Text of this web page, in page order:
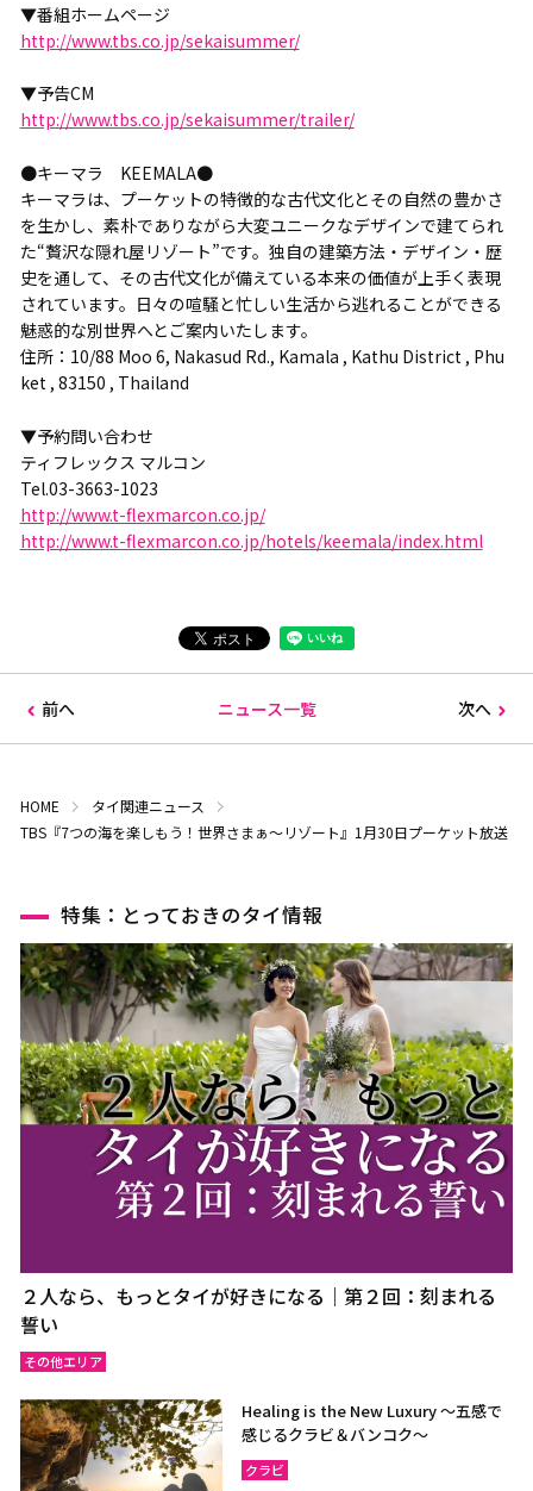
▼番組ホームページ
http://www.tbs.co.jp/sekaisummer/
▼予告CM
http://www.tbs.co.jp/sekaisummer/trailer/
●キーマラ KEEMALA●
キーマラは、プーケットの特徴的な古代文化とその自然の豊かさ
を生かし、素朴でありながら大変ユニークなデザインで建てられ
た“贅沢な隠れ屋リゾート”です。独自の建築方法・デザイン・歴
史を通して、その古代文化が備えている本来の価値が上手く表現
されています。日々の喧騒と忙しい生活から逃れることができる
魅惑的な別世界へとご案内いたします。
住所：10/88 Moo 6, Nakasud Rd., Kamala , Kathu District , Phu
ket , 83150 , Thailand
▼予約問い合わせ
ティフレックス マルコン
Tel.03-3663-1023
http://www.t-flexmarcon.co.jp/
http://www.t-flexmarcon.co.jp/hotels/keemala/index.html
前へ ニュース一覧 次へ
HOME
タイ関連ニュース
TBS『7つの海を楽しもう！世界さまぁ～リゾート』1月30日プーケット放送
特集：とっておきのタイ情報
２人なら、もっとタイが好きになる｜第２回：刻まれる
誓い
その他エリア
Healing is the New Luxury ～五感で
感じるクラビ＆バンコク～
クラビ